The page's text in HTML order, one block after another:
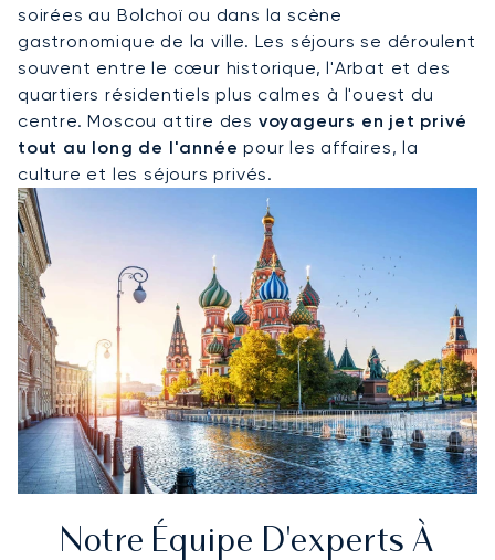
soirées au Bolchoï ou dans la scène
gastronomique de la ville. Les séjours se déroulent
souvent entre le cœur historique, l'Arbat et des
quartiers résidentiels plus calmes à l'ouest du
centre. Moscou attire des voyageurs en jet privé
tout au long de l'année pour les affaires, la
culture et les séjours privés.
Notre Équipe D'experts À